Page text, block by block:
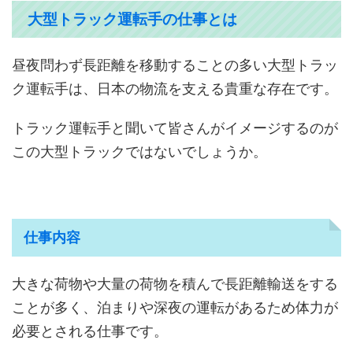
大型トラック運転手の仕事とは
昼夜問わず長距離を移動することの多い大型トラッ
ク運転手は、日本の物流を支える貴重な存在です。
トラック運転手と聞いて皆さんがイメージするのが
この大型トラックではないでしょうか。
仕事内容
大きな荷物や大量の荷物を積んで長距離輸送をする
ことが多く、泊まりや深夜の運転があるため体力が
必要とされる仕事です。